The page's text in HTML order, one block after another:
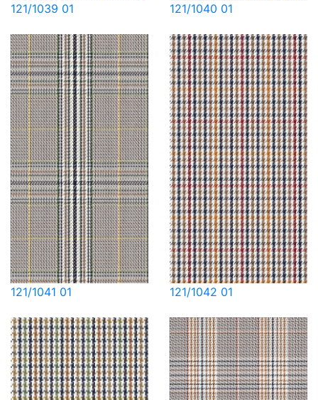
121/1039 01 121/1040 01
121/1041 01 121/1042 01